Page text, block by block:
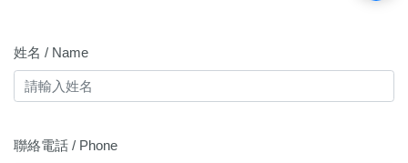
姓名 / Name
聯絡電話 / Phone